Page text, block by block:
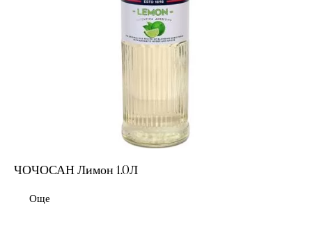
ЧОЧОСАН Лимон 1.0Л
Още